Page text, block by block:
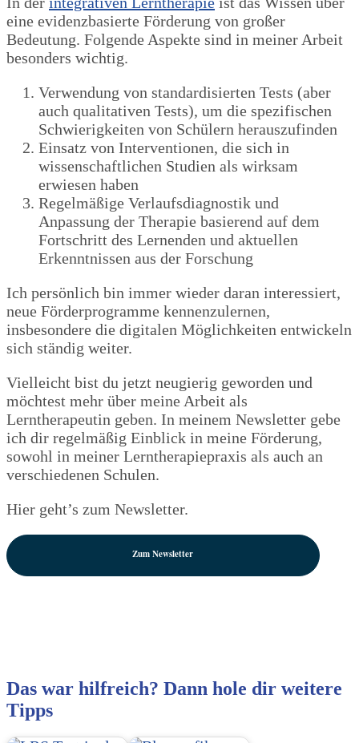
eine evidenzbasierte Förderung von großer
Bedeutung. Folgende Aspekte sind in meiner Arbeit
besonders wichtig.
Verwendung von standardisierten Tests (aber
auch qualitativen Tests), um die spezifischen
Schwierigkeiten von Schülern herauszufinden
Einsatz von Interventionen, die sich in
wissenschaftlichen Studien als wirksam
erwiesen haben
Regelmäßige Verlaufsdiagnostik und
Anpassung der Therapie basierend auf dem
Fortschritt des Lernenden und aktuellen
Erkenntnissen aus der Forschung
Ich persönlich bin immer wieder daran interessiert,
neue Förderprogramme kennenzulernen,
insbesondere die digitalen Möglichkeiten entwickeln
sich ständig weiter.
Vielleicht bist du jetzt neugierig geworden und
möchtest mehr über meine Arbeit als
Lerntherapeutin geben. In meinem Newsletter gebe
ich dir regelmäßig Einblick in meine Förderung,
sowohl in meiner Lerntherapiepraxis als auch an
verschiedenen Schulen.
Hier geht’s zum Newsletter.
Zum Newsletter
Das war hilfreich? Dann hole dir weitere
Tipps